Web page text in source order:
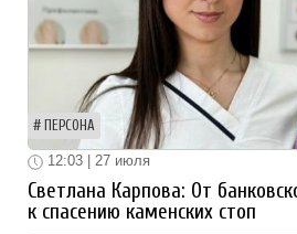
ПЕРСОНА
12:03 | 27 июля
Светлана Карпова: От
к спасению каменских стоп